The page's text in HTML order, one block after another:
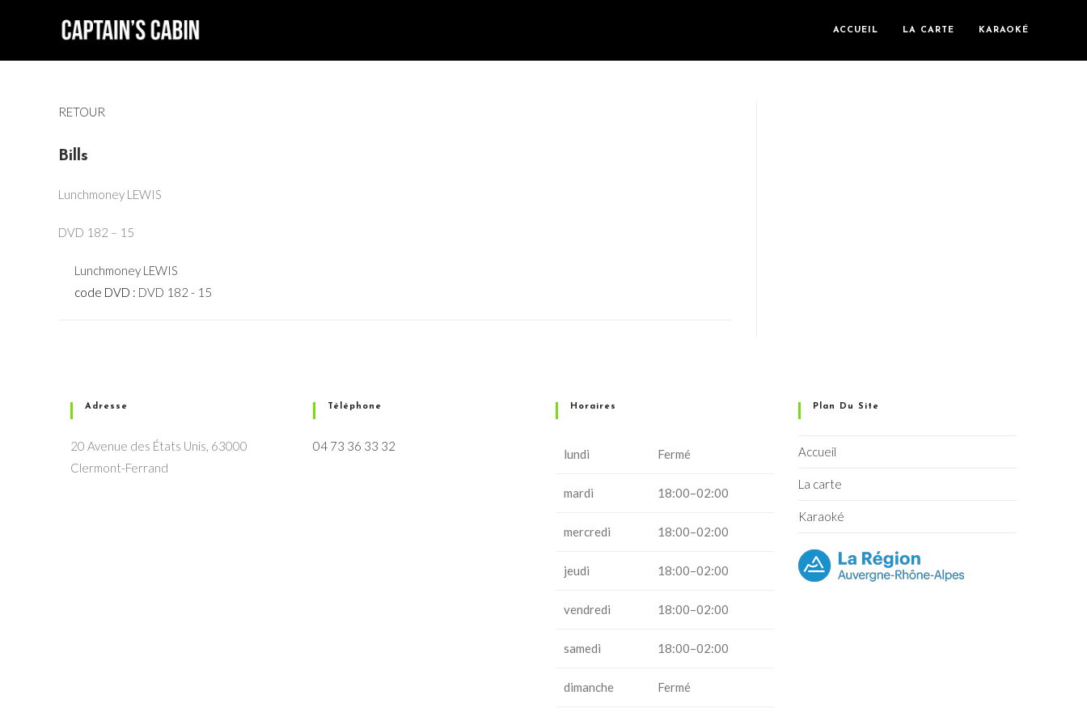
ACCUEIL LA CARTE KARAOKÉ
RETOUR
Bills
Lunchmoney LEWIS
DVD 182 – 15
Lunchmoney LEWIS
code DVD : DVD 182 - 15
Adresse
20 Avenue des États Unis, 63000
Clermont-Ferrand
Téléphone
04 73 36 33 32
Horaires
lundi Fermé
mardi 18:00–02:00
mercredi 18:00–02:00
jeudi 18:00–02:00
vendredi 18:00–02:00
samedi 18:00–02:00
dimanche Fermé
Plan Du Site
Accueil
La carte
Karaoké